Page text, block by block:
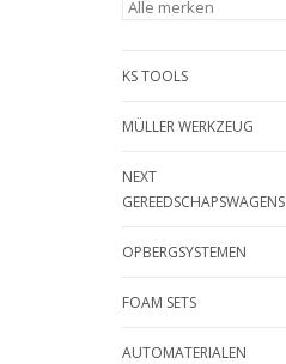
KS TOOLS
MÜLLER WERKZEUG
NEXT
GEREEDSCHAPSWAGENS
OPBERGSYSTEMEN
FOAM SETS
AUTOMATERIALEN